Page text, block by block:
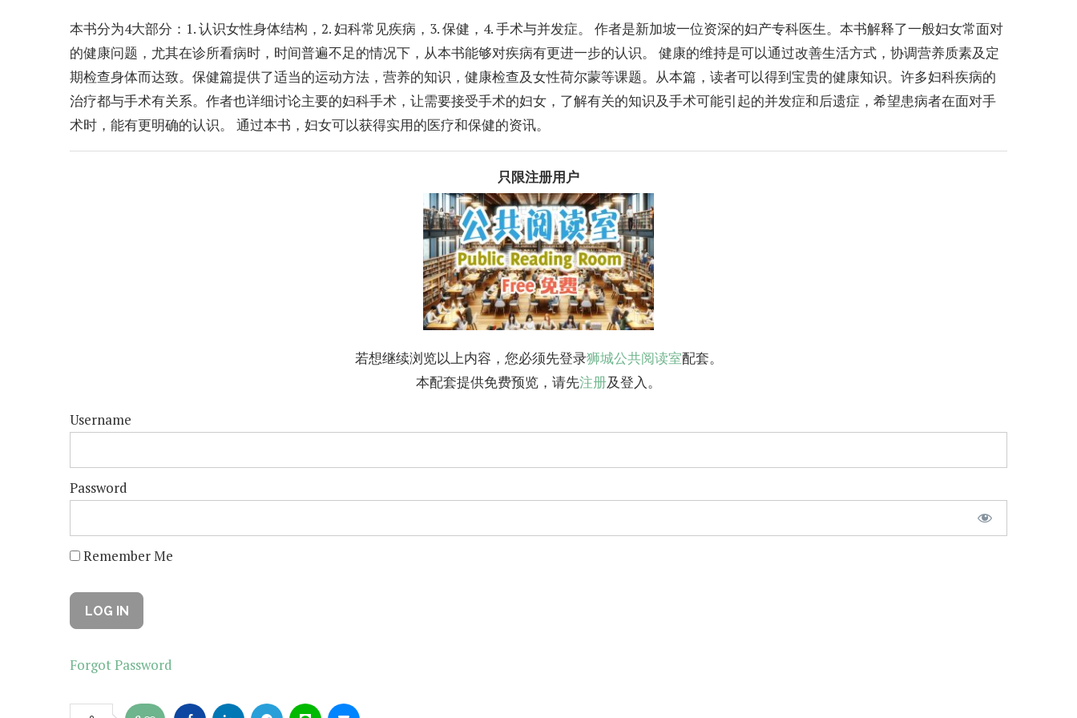
本书分为4大部分：1. 认识女性身体结构，2. 妇科常见疾病，3. 保健，4. 手术与并发症。 作者是新加坡一位资深的妇产专科医生。本书解释了一般妇女常面对
的健康问题，尤其在诊所看病时，时间普遍不足的情况下，从本书能够对疾病有更进一步的认识。 健康的维持是可以通过改善生活方式，协调营养质素及定
期检查身体而达致。保健篇提供了适当的运动方法，营养的知识，健康检查及女性荷尔蒙等课题。从本篇，读者可以得到宝贵的健康知识。许多妇科疾病的
治疗都与手术有关系。作者也详细讨论主要的妇科手术，让需要接受手术的妇女，了解有关的知识及手术可能引起的并发症和后遗症，希望患病者在面对手
术时，能有更明确的认识。 通过本书，妇女可以获得实用的医疗和保健的资讯。
只限注册用户
若想继续浏览以上内容，您必须先登录狮城公共阅读室配套。
本配套提供免费预览，请先注册及登入。
Username
Password
Remember Me
Forgot Password